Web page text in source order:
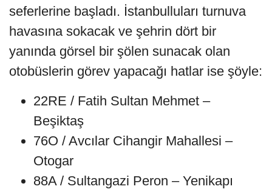
seferlerine başladı. İstanbulluları turnuva
havasına sokacak ve şehrin dört bir
yanında görsel bir şölen sunacak olan
otobüslerin görev yapacağı hatlar ise şöyle:
22RE / Fatih Sultan Mehmet –
Beşiktaş
76O / Avcılar Cihangir Mahallesi –
Otogar
88A / Sultangazi Peron – Yenikapı